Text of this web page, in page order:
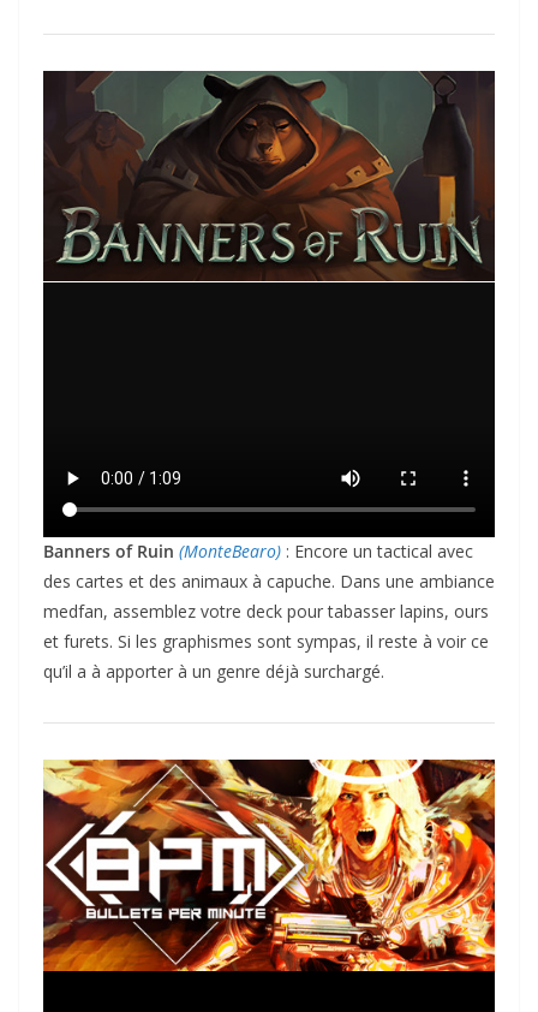
Banners of Ruin (MonteBearo) : Encore un tactical avec
des cartes et des animaux à capuche. Dans une ambiance
medfan, assemblez votre deck pour tabasser lapins, ours
et furets. Si les graphismes sont sympas, il reste à voir ce
qu’il a à apporter à un genre déjà surchargé.